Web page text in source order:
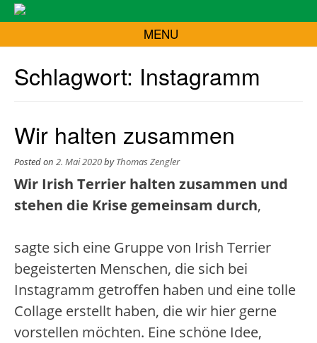
MENU
Schlagwort: Instagramm
Wir halten zusammen
Posted on 2. Mai 2020byThomas Zengler
Wir Irish Terrier halten zusammen und
stehen die Krise gemeinsam durch,
sagte sich eine Gruppe von Irish Terrier
begeisterten Menschen, die sich bei
Instagramm getroffen haben und eine tolle
Collage erstellt haben, die wir hier gerne
vorstellen möchten. Eine schöne Idee,